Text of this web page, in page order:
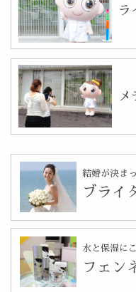
ラ
メ
結婚が決ま
ブライ
水と保湿に
フェン